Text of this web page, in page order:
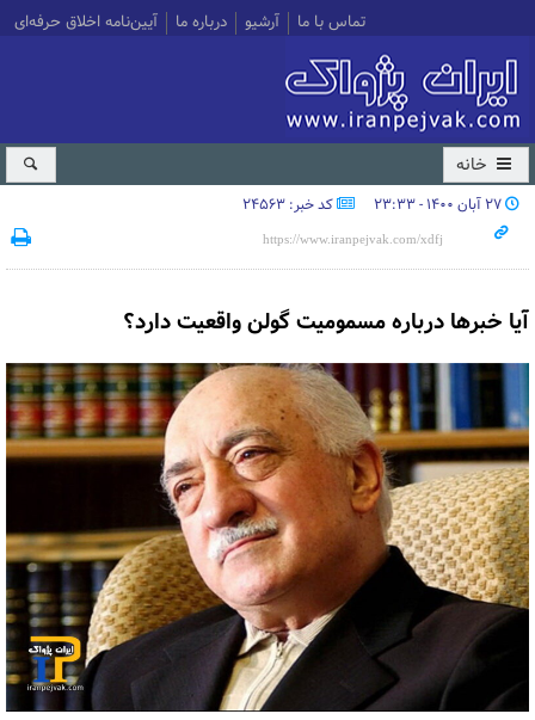
تماس با ما آرشیو درباره ما آیین‌نامه اخلاق حرفه‌ای
خانه
۲۷ آبان ۱۴۰۰ - ۲۳:۳۳ کد خبر: 24563
آیا خبرها درباره مسمومیت گولن واقعیت دارد؟